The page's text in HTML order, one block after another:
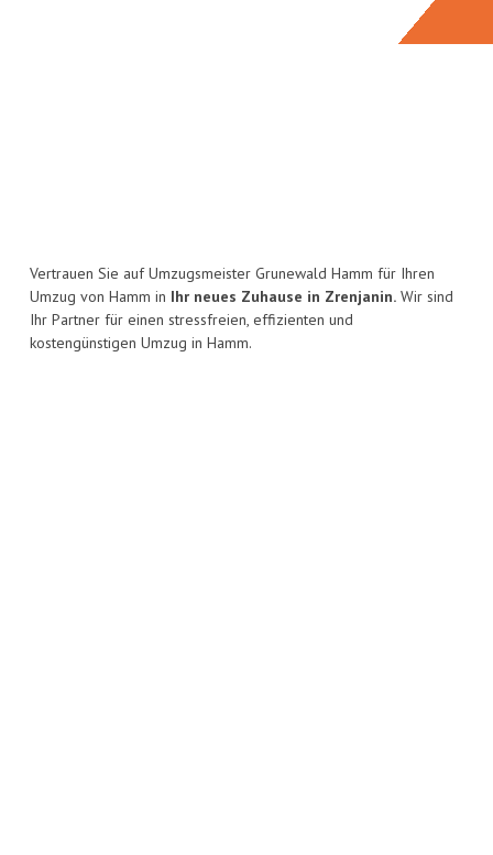
Vertrauen Sie auf Umzugsmeister Grunewald Hamm für Ihren
Umzug von Hamm in Ihr neues Zuhause in Zrenjanin. Wir sind
Ihr Partner für einen stressfreien, effizienten und
kostengünstigen Umzug in Hamm.